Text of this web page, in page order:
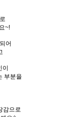
~!
어
부분을
감으로